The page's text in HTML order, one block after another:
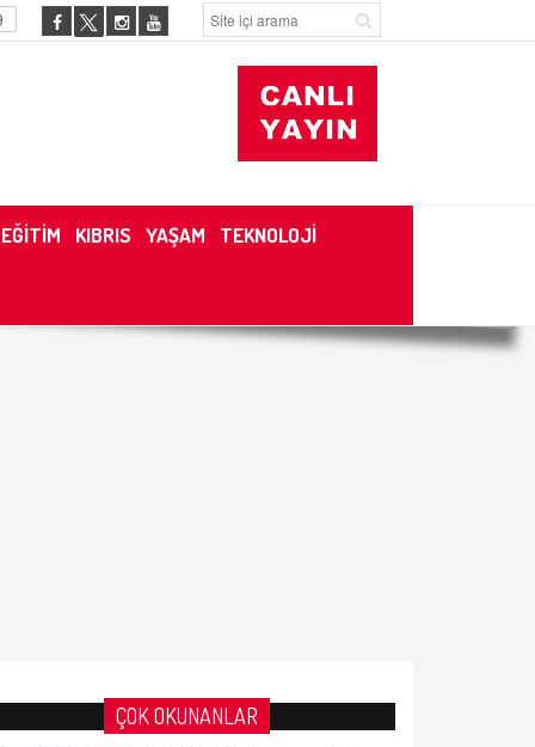
EĞİTİM KIBRIS YAŞAM TEKNOLOJİ
ÇOK OKUNANLAR